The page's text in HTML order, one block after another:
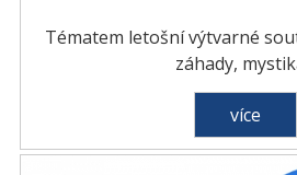
Tématem letošní výtvarné
záhady,
více